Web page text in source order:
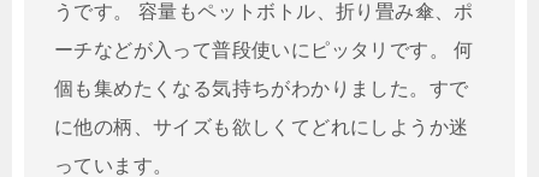
うです。 容量もペットボトル、折り畳み傘、ポ
ーチなどが入って普段使いにピッタリです。 何
個も集めたくなる気持ちがわかりました。すで
に他の柄、サイズも欲しくてどれにしようか迷
っています。